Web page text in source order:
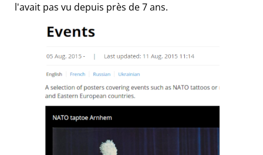
l'avait pas vu depuis près de 7 ans.